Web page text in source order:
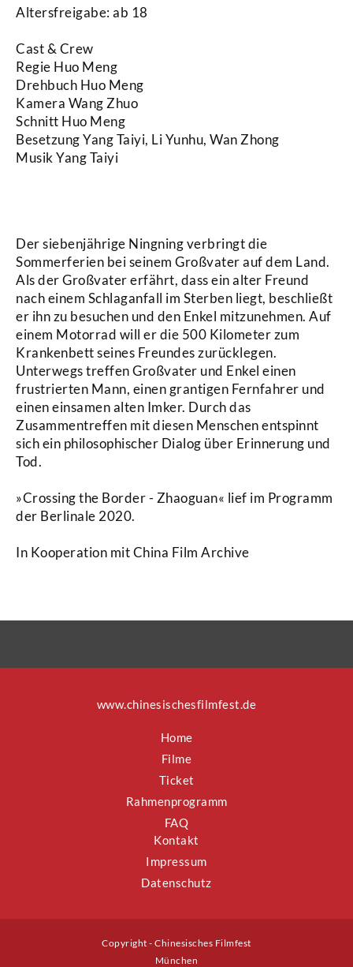
Altersfreigabe: ab 18
Cast & Crew
Regie Huo Meng
Drehbuch Huo Meng
Kamera Wang Zhuo
Schnitt Huo Meng
Besetzung Yang Taiyi, Li Yunhu, Wan Zhong
Musik Yang Taiyi
Der siebenjährige Ningning verbringt die
Sommerferien bei seinem Großvater auf dem Land.
Als der Großvater erfährt, dass ein alter Freund
nach einem Schlaganfall im Sterben liegt, beschließt
er ihn zu besuchen und den Enkel mitzunehmen. Auf
einem Motorrad will er die 500 Kilometer zum
Krankenbett seines Freundes zurücklegen.
Unterwegs treffen Großvater und Enkel einen
frustrierten Mann, einen grantigen Fernfahrer und
einen einsamen alten Imker. Durch das
Zusammentreffen mit diesen Menschen entspinnt
sich ein philosophischer Dialog über Erinnerung und
Tod.
»Crossing the Border - Zhaoguan« lief im Programm
der Berlinale 2020.
In Kooperation mit China Film Archive
www.chinesischesfilmfest.de
Home
Filme
Ticket
Rahmenprogramm
FAQ
Kontakt
Impressum
Datenschutz
Copyright - Chinesisches Filmfest
München